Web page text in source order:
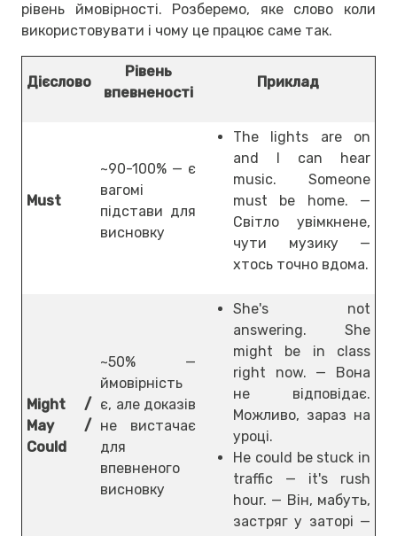
рівень ймовірності. Розберемо, яке слово коли
використовувати і чому це працює саме так.
Дієслово
Рівень
впевненості
Приклад
Must
~90-100% — є
вагомі
підстави для
висновку
The lights are on
and I can hear
music. Someone
must be home. —
Світло увімкнене,
чути музику —
хтось точно вдома.
Might /
May /
Could
~50% —
ймовірність
є, але доказів
не вистачає
для
впевненого
висновку
She's not
answering. She
might be in class
right now. — Вона
не відповідає.
Можливо, зараз на
уроці.
He could be stuck in
traffic — it's rush
hour. — Він, мабуть,
застряг у заторі —